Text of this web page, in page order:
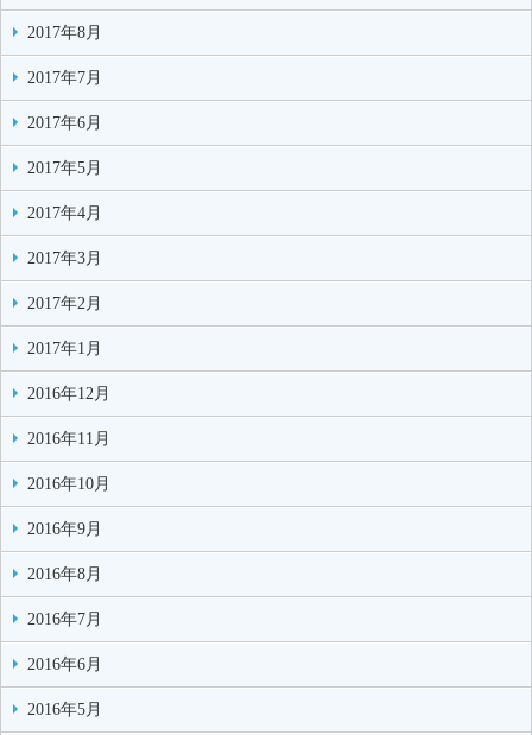
2017年8月
2017年7月
2017年6月
2017年5月
2017年4月
2017年3月
2017年2月
2017年1月
2016年12月
2016年11月
2016年10月
2016年9月
2016年8月
2016年7月
2016年6月
2016年5月